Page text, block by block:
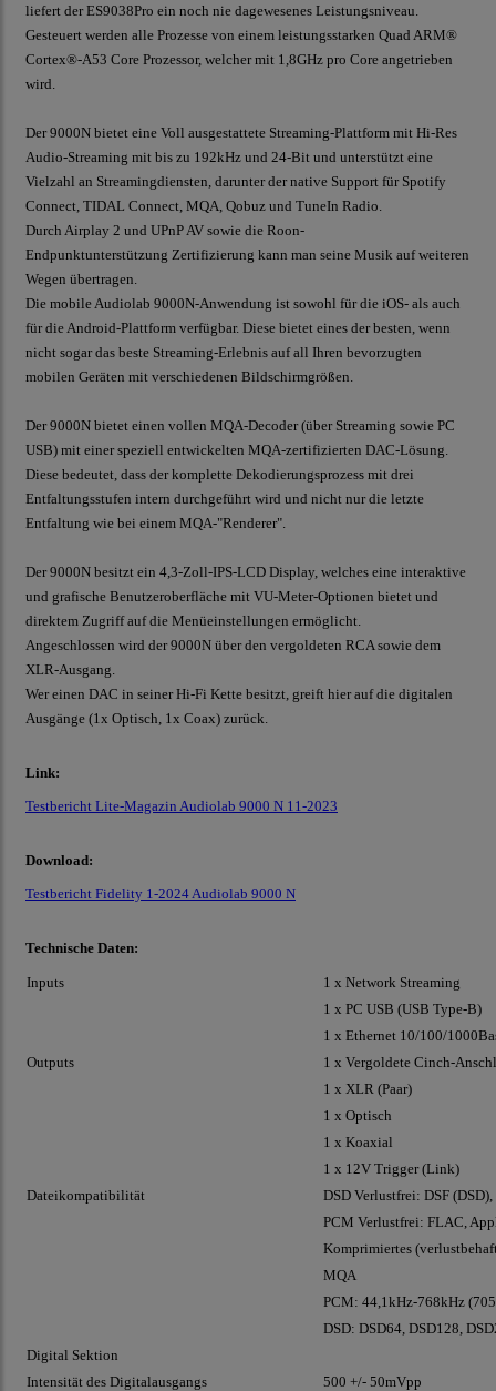
liefert der ES9038Pro ein noch nie dagewesenes Leistungsniveau.
Gesteuert werden alle Prozesse von einem leistungsstarken Quad ARM®
Cortex®-A53 Core Prozessor, welcher mit 1,8GHz pro Core angetrieben
wird.
Der 9000N bietet eine Voll ausgestattete Streaming-Plattform mit Hi-Res
Audio-Streaming mit bis zu 192kHz und 24-Bit und unterstützt eine
Vielzahl an Streamingdiensten, darunter der native Support für Spotify
Connect, TIDAL Connect, MQA, Qobuz und TuneIn Radio.
Durch Airplay 2 und UPnP AV sowie die Roon-
Endpunktunterstützung Zertifizierung kann man seine Musik auf weiteren
Wegen übertragen.
Die mobile Audiolab 9000N-Anwendung ist sowohl für die iOS- als auch
für die Android-Plattform verfügbar. Diese bietet eines der besten, wenn
nicht sogar das beste Streaming-Erlebnis auf all Ihren bevorzugten
mobilen Geräten mit verschiedenen Bildschirmgrößen.
Der 9000N bietet einen vollen MQA-Decoder (über Streaming sowie PC
USB) mit einer speziell entwickelten MQA-zertifizierten DAC-Lösung.
Diese bedeutet, dass der komplette Dekodierungsprozess mit drei
Entfaltungsstufen intern durchgeführt wird und nicht nur die letzte
Entfaltung wie bei einem MQA-"Renderer".
Der 9000N besitzt ein 4,3-Zoll-IPS-LCD Display, welches eine interaktive
und grafische Benutzeroberfläche mit VU-Meter-Optionen bietet und
direktem Zugriff auf die Menüeinstellungen ermöglicht.
Angeschlossen wird der 9000N über den vergoldeten RCA sowie dem
XLR-Ausgang.
Wer einen DAC in seiner Hi-Fi Kette besitzt, greift hier auf die digitalen
Ausgänge (1x Optisch, 1x Coax) zurück.
Link:
Testbericht Lite-Magazin Audiolab 9000 N 11-2023
Download:
Testbericht Fidelity 1-2024 Audiolab 9000 N
Technische Daten:
Inputs
1 x Network Streaming
1 x PC USB (USB Type-B)
1 x Ethernet 10/100/
Outputs
1 x Vergoldete Cinch-
1 x XLR (Paar)
1 x Optisch
1 x Koaxial
1 x 12V Trigger (Link)
Dateikompatibilität
DSD Verlustfrei: DSF
PCM Verlustfrei: FLAC,
Komprimiertes
MQA
PCM: 44,1kHz-768kHz
DSD: DSD64, DSD128,
Digital Sektion
Intensität des Digitalausgangs
500 +/- 50mVpp